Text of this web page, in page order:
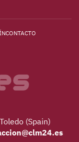
CONTACTO
(Spain)